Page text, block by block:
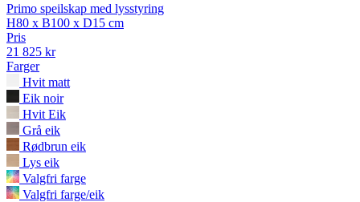
Primo speilskap med lysstyring
H80 x B100 x D15 cm
Pris
21 825 kr
Farger
Hvit matt
Eik noir
Hvit Eik
Grå eik
Rødbrun eik
Lys eik
Valgfri farge
Valgfri farge/eik